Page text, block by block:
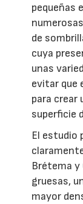
pequeñas
de
cuya
unas
evitar que
para crear
superficie
El estudio
Brétema y
gruesas,
mayor